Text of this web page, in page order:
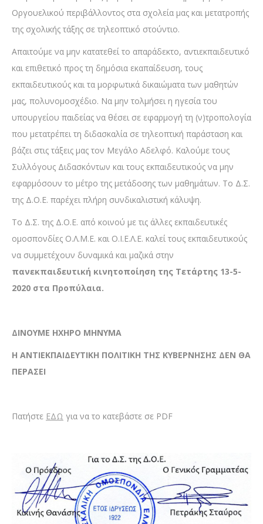
Οργουελικού περιβάλλοντος στα σχολεία μας και μετατροπής
της σχολικής τάξης σε τηλεοπτικό στούντιο.
Απαιτούμε να μην κατατεθεί το απαράδεκτο, αντιεκπαιδευτικό
και επιθετικό προς τη δημόσια εκαπαίδευση, τους
εκπαιδευτικούς και τα μορφωτικά δικαιώματα των μαθητών
μας, πολυνομοσχέδιο. Να μην τολμήσει η ηγεσία του
υπουργείου παιδείας να θέσει σε εφαρμογή τη (ν)τροπολογία
που μετατρέπει τη διδασκαλία σε τηλεοπτική παράσταση και
βάζει στις τάξεις μας τον Μεγάλο Αδελφό. Καλούμε τους
Συλλόγους Διδασκόντων και τους εκπαιδευτικούς να μην
εφαρμόσουν το μέτρο της μετάδοσης των μαθημάτων. Το Δ.Σ.
της Δ.Ο.Ε. παρέχει πλήρη συνδικαλιστική κάλυψη.
Το Δ.Σ. της Δ.Ο.Ε. από κοινού με τις άλλες εκπαιδευτικές
ομοσπονδίες Ο.Λ.Μ.Ε. και Ο.Ι.Ε.Λ.Ε. καλεί τους εκπαιδευτικούς
να συμμετέχουν δυναμικά και μαζικά στην
πανεκπαιδευτική κινητοποίηση της Τετάρτης 13-5-
2020 στα Προπύλαια.
ΔΙΝΟΥΜΕ ΗΧΗΡΟ ΜΗΝΥΜΑ
Η ΑΝΤΙΕΚΠΑΙΔΕΥΤΙΚΗ ΠΟΛΙΤΙΚΗ ΤΗΣ ΚΥΒΕΡΝΗΣΗΣ ΔΕΝ ΘΑ
ΠΕΡΑΣΕΙ
Πατήστε ΕΔΩ για να το κατεβάστε σε PDF